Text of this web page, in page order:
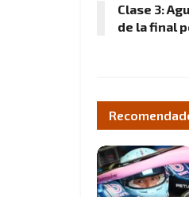
Clase 3:
de la final